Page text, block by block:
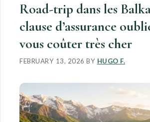
Road-trip dans les
clause d’assurance
vous coûter très cher
FEBRUARY 13, 2026 BY HUGO F.